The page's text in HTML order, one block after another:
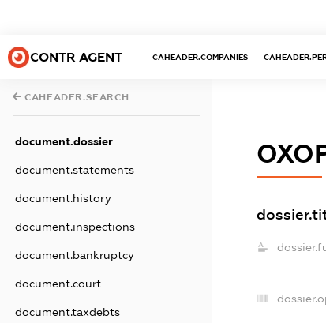
CONTR AGENT CAHEADER.COMPANIES
CAHEADER.SEARCH
document.dossier
document.statements
document.history
document.inspections
document.bankruptcy
document.court
document.taxdebts